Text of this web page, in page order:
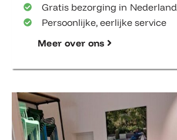
Gratis bezorging in Nederland
Persoonlijke, eerlijke service
Meer over ons